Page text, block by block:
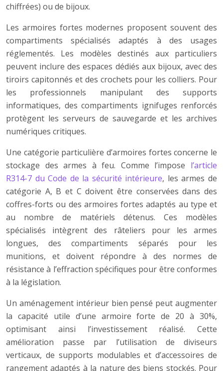
chiffrées) ou de bijoux.
Les armoires fortes modernes proposent souvent des
compartiments spécialisés adaptés à des usages
réglementés. Les modèles destinés aux particuliers
peuvent inclure des espaces dédiés aux bijoux, avec des
tiroirs capitonnés et des crochets pour les colliers. Pour
les professionnels manipulant des supports
informatiques, des compartiments ignifuges renforcés
protègent les serveurs de sauvegarde et les archives
numériques critiques.
Une catégorie particulière d’armoires fortes concerne le
stockage des armes à feu. Comme l’impose l’article
R314-7 du Code de la sécurité intérieure, les armes de
catégorie A, B et C doivent être conservées dans des
coffres-forts ou des armoires fortes adaptés au type et
au nombre de matériels détenus. Ces modèles
spécialisés intègrent des râteliers pour les armes
longues, des compartiments séparés pour les
munitions, et doivent répondre à des normes de
résistance à l’effraction spécifiques pour être conformes
à la législation.
Un aménagement intérieur bien pensé peut augmenter
la capacité utile d’une armoire forte de 20 à 30%,
optimisant ainsi l’investissement réalisé. Cette
amélioration passe par l’utilisation de diviseurs
verticaux, de supports modulables et d’accessoires de
rangement adaptés à la nature des biens stockés. Pour